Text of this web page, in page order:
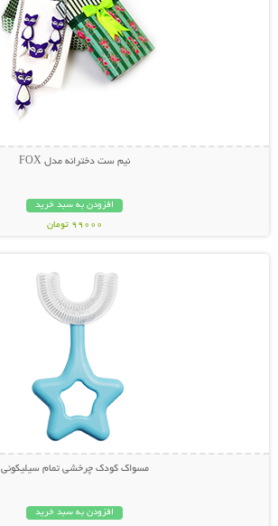
نیم ست دخترانه مدل FOX
افزودن به سبد خرید
99000 تومان
نمایش توضیحات بیشتر
مسواک کودک چرخشی تمام سیلیکونی
افزودن به سبد خرید